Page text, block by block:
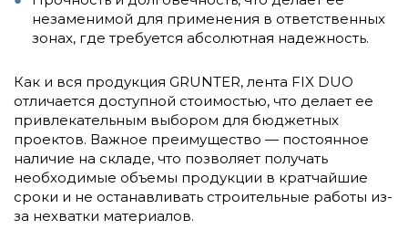
незаменимой для применения в ответственных
зонах, где требуется абсолютная надежность.
Как и вся продукция GRUNTER, лента FIX DUO
отличается доступной стоимостью, что делает ее
привлекательным выбором для бюджетных
проектов. Важное преимущество — постоянное
наличие на складе, что позволяет получать
необходимые объемы продукции в кратчайшие
сроки и не останавливать строительные работы из-
за нехватки материалов.